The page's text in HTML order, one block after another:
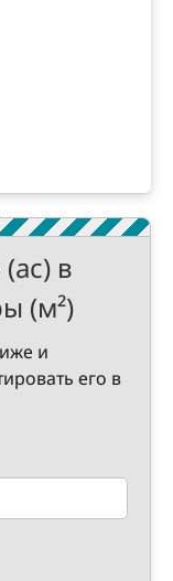
в
(м²)
и
его в